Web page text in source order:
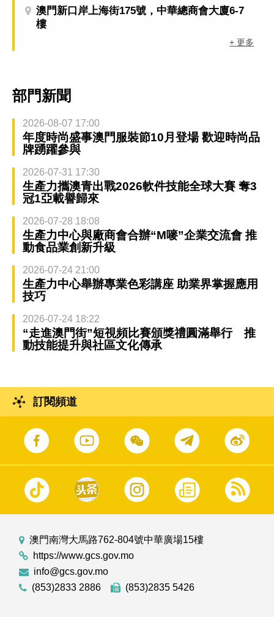
澳門新口岸上海街175號，中華總商會大廈6-7
樓
+ 更多
部門新聞
2026-08-07 17:00
年度時尚盛事澳門服裝節10月登場 歡迎時尚品
牌踴躍參與
2026-07-31 17:30
生產力攜澳青出戰2026軟件技能全球大賽 奪3
冠1亞載譽歸來
2026-07-28 18:08
生產力中心與廠商會合辦“M嘜”企業交流會 推
動食品業創新升級
2026-07-24 21:00
生產力中心舉辦專業色彩講座 助業界掌握應用
技巧
2026-07-24 18:22
“走進澳門街”短視頻比賽頒獎禮圓滿舉行 推
動技能提升與社區文化傳承
訂閱頻道
澳門南灣大馬路762-804號中華廣場15樓
https://www.gcs.gov.mo
info@gcs.gov.mo
(853)2833 2886
(853)2835 5426